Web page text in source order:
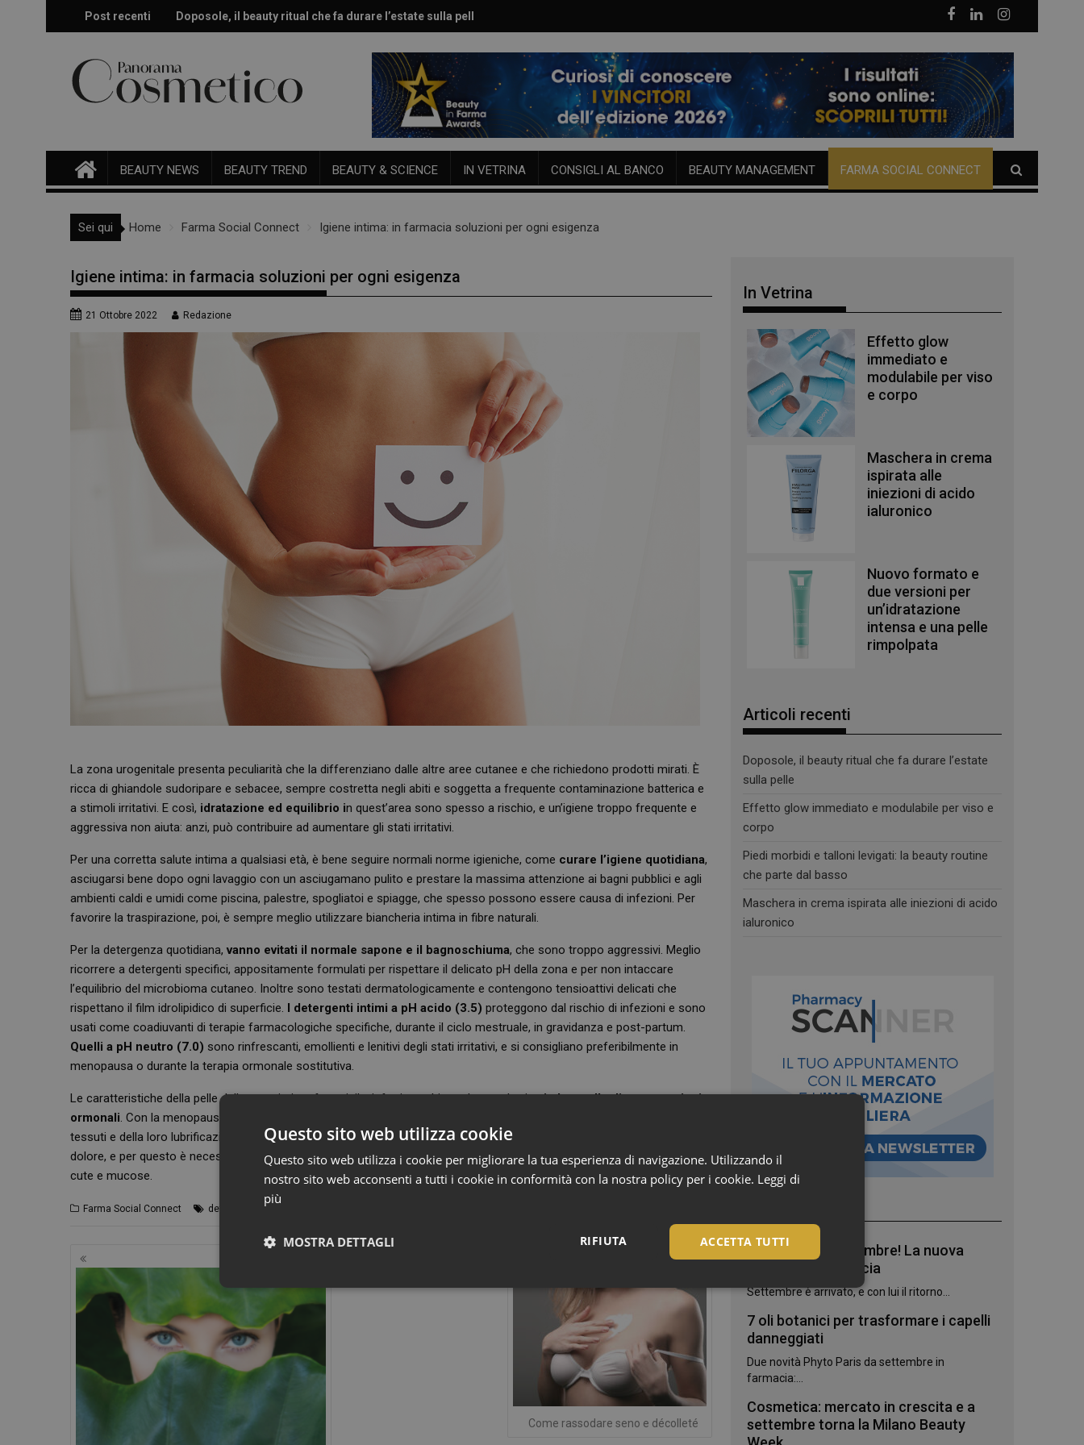
Post recenti Doposole, il beauty ritual che fa durare l’estate sulla pelle
Effetto glow immediato e modulabile per viso e corpo
BEAUTY NEWS BEAUTY TREND BEAUTY & SCIENCE IN VETRINA CONSIGLI AL BANCO BEAUTY MANAGEMENT FARMA SOCIAL CONNECT
Sei qui Home Farma Social Connect Igiene intima: in farmacia soluzioni per ogni esigenza
Igiene intima: in farmacia soluzioni per ogni esigenza
21 Ottobre 2022 Redazione
La zona urogenitale presenta peculiarità che la differenziano dalle altre aree cutanee e che richiedono prodotti mirati. È
ricca di ghiandole sudoripare e sebacee, sempre costretta negli abiti e soggetta a frequente contaminazione batterica e
a stimoli irritativi. E così, idratazione ed equilibrio in quest’area sono spesso a rischio, e un’igiene troppo frequente e
aggressiva non aiuta: anzi, può contribuire ad aumentare gli stati irritativi.
Per una corretta salute intima a qualsiasi età, è bene seguire normali norme igieniche, come curare l’igiene quotidiana,
asciugarsi bene dopo ogni lavaggio con un asciugamano pulito e prestare la massima attenzione ai bagni pubblici e agli
ambienti caldi e umidi come piscina, palestre, spogliatoi e spiagge, che spesso possono essere causa di infezioni. Per
favorire la traspirazione, poi, è sempre meglio utilizzare biancheria intima in fibre naturali.
Per la detergenza quotidiana, vanno evitati il normale sapone e il bagnoschiuma, che sono troppo aggressivi. Meglio
ricorrere a detergenti specifici, appositamente formulati per rispettare il delicato pH della zona e per non intaccare
l’equilibrio del microbioma cutaneo. Inoltre sono testati dermatologicamente e contengono tensioattivi delicati che
rispettano il film idrolipidico di superficie. I detergenti intimi a pH acido (3.5) proteggono dal rischio di infezioni e sono
usati come coadiuvanti di terapie farmacologiche specifiche, durante il ciclo mestruale, in gravidanza e post-partum.
Quelli a pH neutro (7.0) sono rinfrescanti, emollienti e lenitivi degli stati irritativi, e si consigliano preferibilmente in
menopausa o durante la terapia ormonale sostitutiva.
Le caratteristiche della pelle della zona intima femminile, infatti, cambiano durante la vita,in base alle diverse stagioni
ormonali. Con la menopausa, in particolare, gli ormoni femminili si riducono causando una riduzione dell’elasticità dei
tessuti e della loro lubrificazione. Queste alterazioni possono provocare diversi fastidi intimi come secchezza, bruciore e
dolore, e per questo è necessario scegliere prodotti più delicati e più idratanti, per rimediare alla maggiore secchezza di
cute e mucose.
Farma Social Connect detergenti intimi
Navigazione
articoli
Come rassodare seno e décolleté
In Vetrina
Effetto glow
immediato e
modulabile per viso
e corpo
Maschera in crema
ispirata alle
iniezioni di acido
ialuronico
Nuovo formato e
due versioni per
un’idratazione
intensa e una pelle
rimpolpata
Articoli recenti
Doposole, il beauty ritual che fa durare l’estate
sulla pelle
Effetto glow immediato e modulabile per viso e
corpo
Piedi morbidi e talloni levigati: la beauty routine
che parte dal basso
Maschera in crema ispirata alle iniezioni di acido
ialuronico
Bentornato, settembre! La nuova
stagione in farmacia
Settembre è arrivato, e con lui il ritorno...
7 oli botanici per trasformare i capelli
danneggiati
Due novità Phyto Paris da settembre in
farmacia:...
Cosmetica: mercato in crescita e a
settembre torna la Milano Beauty
Questo sito web utilizza cookie
Questo sito web utilizza i cookie per migliorare la tua esperienza di navigazione. Utilizzando il
nostro sito web acconsenti a tutti i cookie in conformità con la nostra policy per i cookie. Leggi di
più
ACCETTA TUTTI
RIFIUTA
MOSTRA DETTAGLI
Necessari
I cookie necessari contribuiscono a rendere fruibile il sito web abilitandone funzionalità di base quali la navigazione sulle pagine